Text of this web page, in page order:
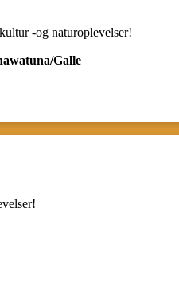
-og naturoplevelser!
Galle